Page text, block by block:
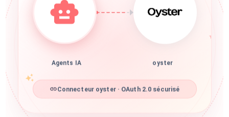
Agents IA oyster
Connecteur oyster · OAuth 2.0 sécurisé